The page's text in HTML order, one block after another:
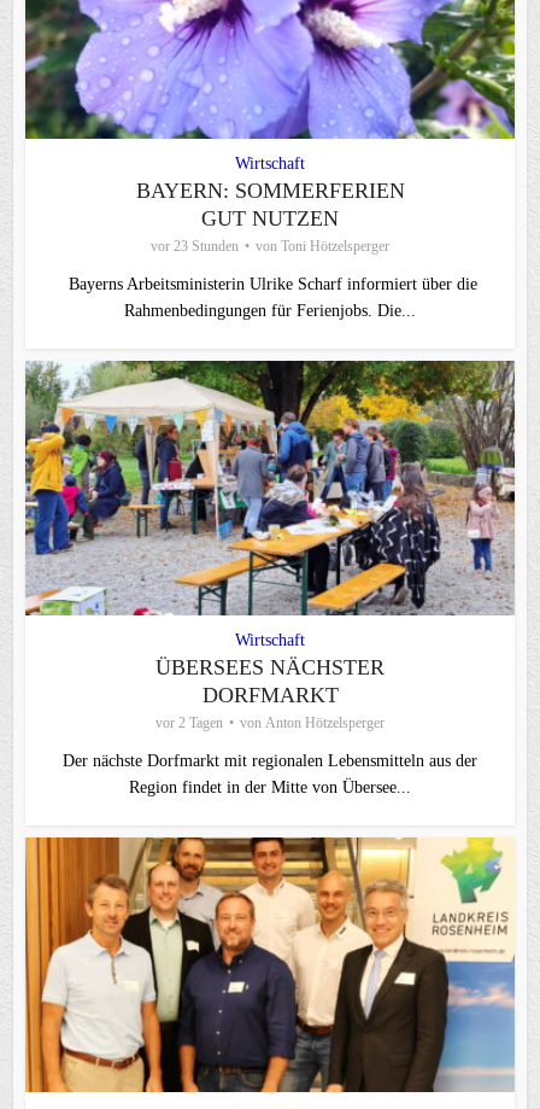
Wirtschaft
BAYERN: SOMMERFERIEN
GUT NUTZEN
vor 23 Stunden von Toni Hötzelsperger
Bayerns Arbeitsministerin Ulrike Scharf informiert über die
Rahmenbedingungen für Ferienjobs. Die...
Wirtschaft
ÜBERSEES NÄCHSTER
DORFMARKT
vor 2 Tagen von Anton Hötzelsperger
Der nächste Dorfmarkt mit regionalen Lebensmitteln aus der
Region findet in der Mitte von Übersee...